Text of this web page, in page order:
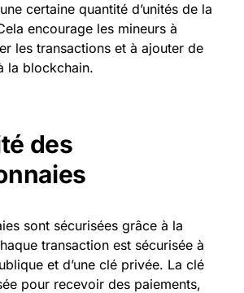
certaine quantité d’unités de la
encourage les mineurs à
les transactions et à ajouter de
la blockchain.
des
sont sécurisées grâce à la
transaction est sécurisée à
et d’une clé privée. La clé
pour recevoir des paiements,